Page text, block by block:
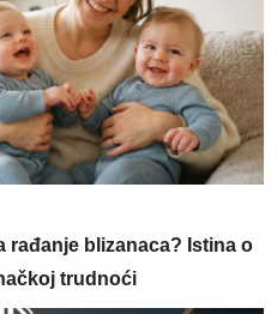
rađanje blizanaca? Istina o
trudnoći